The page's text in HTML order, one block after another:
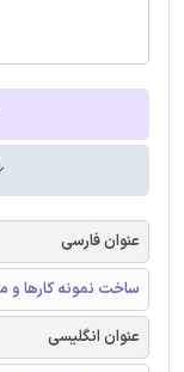
عنوان فارسی
ساخت نمونه کارها
عنوان انگلیسی